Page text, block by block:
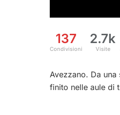
137
Condivisioni
2.7k
Visite
Avezzano. Da
finito nelle aule di